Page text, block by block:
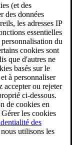
(et des
des données
les adresses IP
essentielles
du
cookies sont
que d'autres ne
basés sur le
à personnaliser
accepter ou rejeter
ci-dessous.
de cookies en
les cookies
des
utilisons les